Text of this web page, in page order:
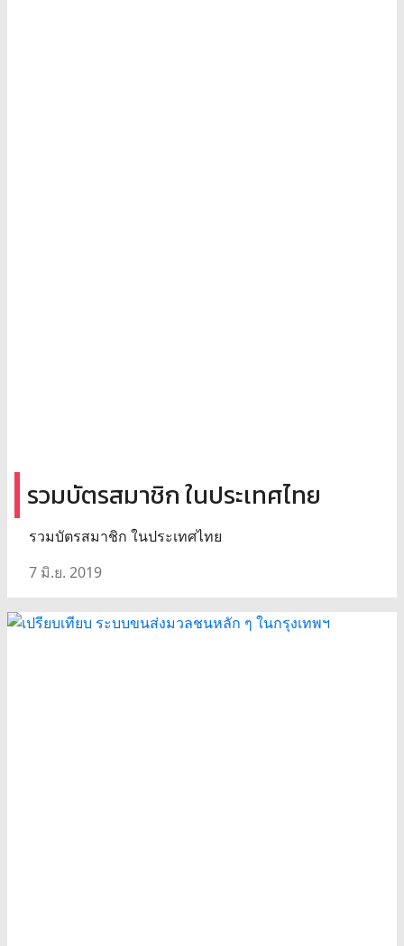
รวมบัตรสมาชิก ในประเทศไทย
รวมบัตรสมาชิก ในประเทศไทย
7 มิ.ย. 2019